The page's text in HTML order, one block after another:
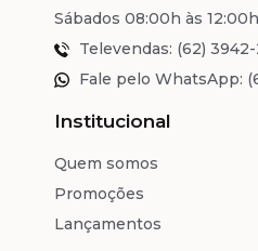
Sábados 08:00h às 12:00h
Televendas: (62)
Fale pelo WhatsApp:
Institucional
Quem somos
Promoções
Lançamentos